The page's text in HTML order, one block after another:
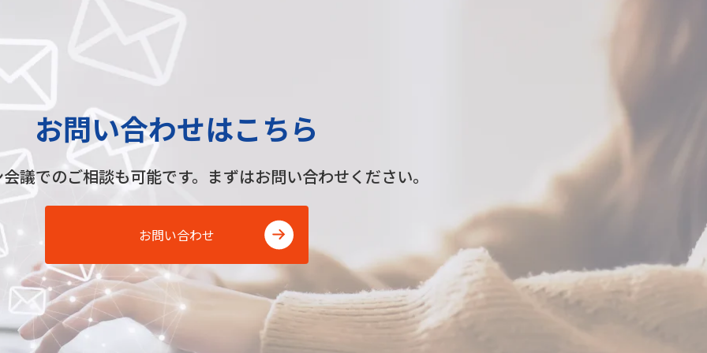
お問い合わせはこちら
議でのご相談も可能です。 まずはお問い合わせください。
お問い合わせ